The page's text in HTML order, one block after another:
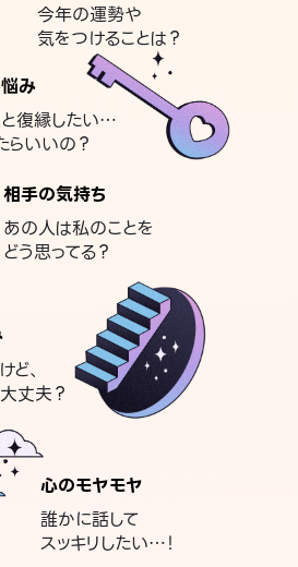
今年の運勢や
気をつけることは？
み
復縁したい…
らいいの？
相手の気持ち
あの人は私のことを
どう思ってる？
ど、
丈夫？
心のモヤモヤ
誰かに話して
スッキリしたい…！